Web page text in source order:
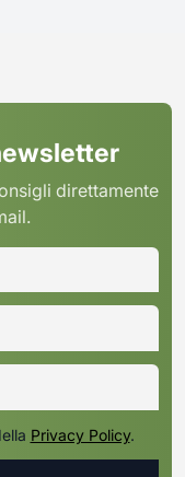
direttamente
Privacy Policy.